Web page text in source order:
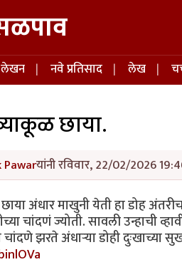
नवे प्रतिसाद लेख
छाया.
Pawarयांनी रविवार, 22/02/2026
अंधार माखुनी येती हा डोह
चांदणं ज्योती. सावली उन्हाची
चांदणे झरते अंधाऱ्या डोही दुःखाच्या